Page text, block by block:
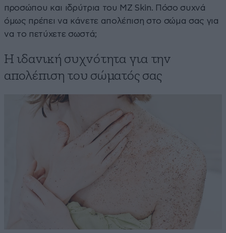
προσώπου και ιδρύτρια του MZ Skin. Πόσο συχνά
όμως πρέπει να κάνετε απολέπιση στο σώμα σας για
να το πετύχετε σωστά;
Η ιδανική συχνότητα για την
απολέπιση του σώματός σας